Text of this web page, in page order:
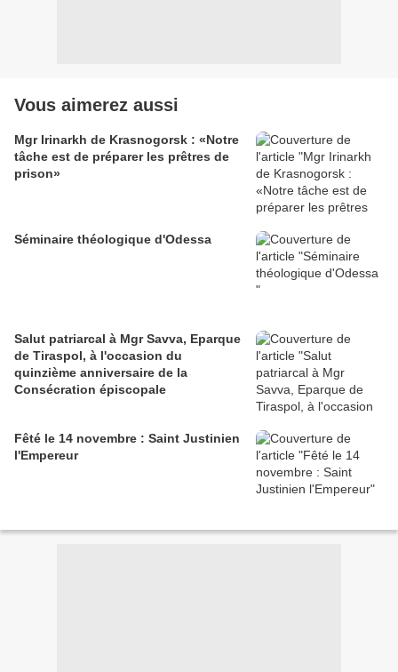
Vous aimerez aussi
Mgr Irinarkh de Krasnogorsk : «Notre
tâche est de préparer les prêtres de
prison»
Séminaire théologique d'Odessa
Salut patriarcal à Mgr Savva, Eparque
de Tiraspol, à l'occasion du
quinzième anniversaire de la
Consécration épiscopale
Fêté le 14 novembre : Saint Justinien
l'Empereur